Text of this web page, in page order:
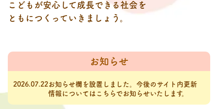
こどもが安心して成長できる社会を
ともにつくっていきましょう。
お知らせ
2026.07.22お知らせ欄を設置しました。今後のサイト内更新
情報についてはこちらでお知らせいたします。